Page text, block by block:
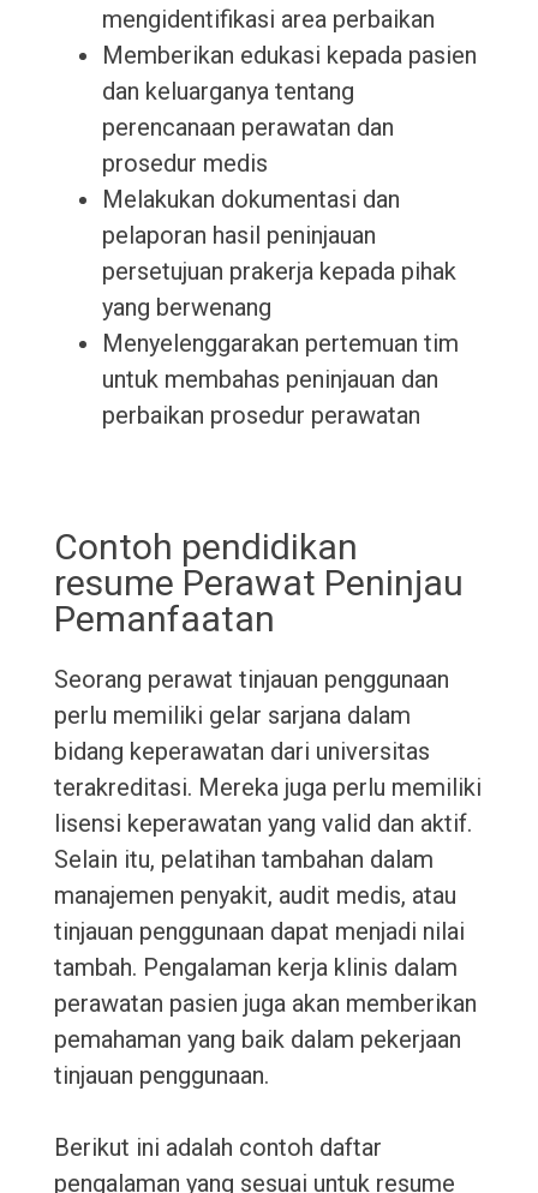
mengidentifikasi area perbaikan
Memberikan edukasi kepada pasien
dan keluarganya tentang
perencanaan perawatan dan
prosedur medis
Melakukan dokumentasi dan
pelaporan hasil peninjauan
persetujuan prakerja kepada pihak
yang berwenang
Menyelenggarakan pertemuan tim
untuk membahas peninjauan dan
perbaikan prosedur perawatan
Contoh pendidikan
resume Perawat Peninjau
Pemanfaatan
Seorang perawat tinjauan penggunaan
perlu memiliki gelar sarjana dalam
bidang keperawatan dari universitas
terakreditasi. Mereka juga perlu memiliki
lisensi keperawatan yang valid dan aktif.
Selain itu, pelatihan tambahan dalam
manajemen penyakit, audit medis, atau
tinjauan penggunaan dapat menjadi nilai
tambah. Pengalaman kerja klinis dalam
perawatan pasien juga akan memberikan
pemahaman yang baik dalam pekerjaan
tinjauan penggunaan.
Berikut ini adalah contoh daftar
pengalaman yang sesuai untuk resume